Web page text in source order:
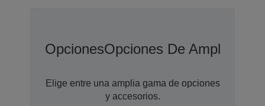
OpcionesOpciones De Ampliación
Elige entre una amplia gama de opciones
y accesorios.